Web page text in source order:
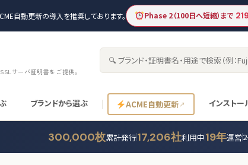
自動更新の導入を推奨しております。 Phase 2（100日へ短縮）まで
サーバ証明書をご提供。 サイト内検索
ブランドから選ぶ ACME自動更新 インストー
300,000枚累計発行17,206社利用中19年運営